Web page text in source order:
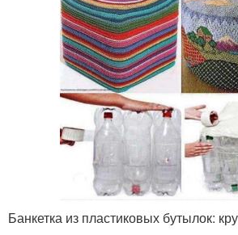
Банкетка из пластиковых бутылок: